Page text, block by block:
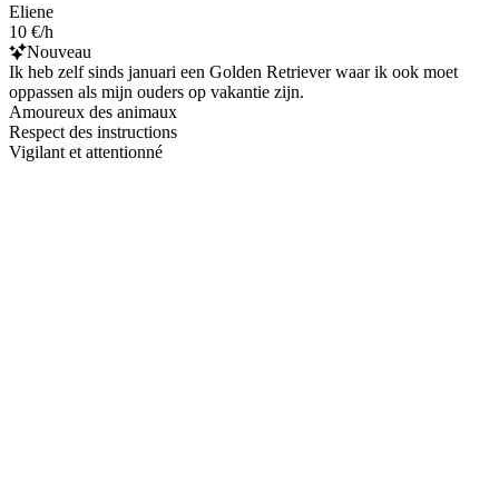
Eliene
10 €/h
Nouveau
Ik heb zelf sinds januari een Golden Retriever waar ik ook moet
oppassen als mijn ouders op vakantie zijn.
Amoureux des animaux
Respect des instructions
Vigilant et attentionné